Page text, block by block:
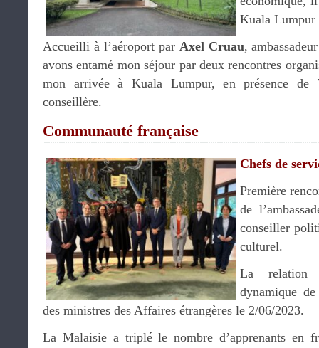
Kuala Lumpur
Accueilli à l’aéroport par Axel Cruau,
avons entamé mon séjour par deux rencontres
mon arrivée à Kuala Lumpur, en présence de
conseillère.
Communauté française
Chefs de
Première
de
conseiller
culturel.
La relation
dynamique
des ministres des Affaires étrangères le 2/06/2023.
La Malaisie a triplé le nombre d’apprenants en